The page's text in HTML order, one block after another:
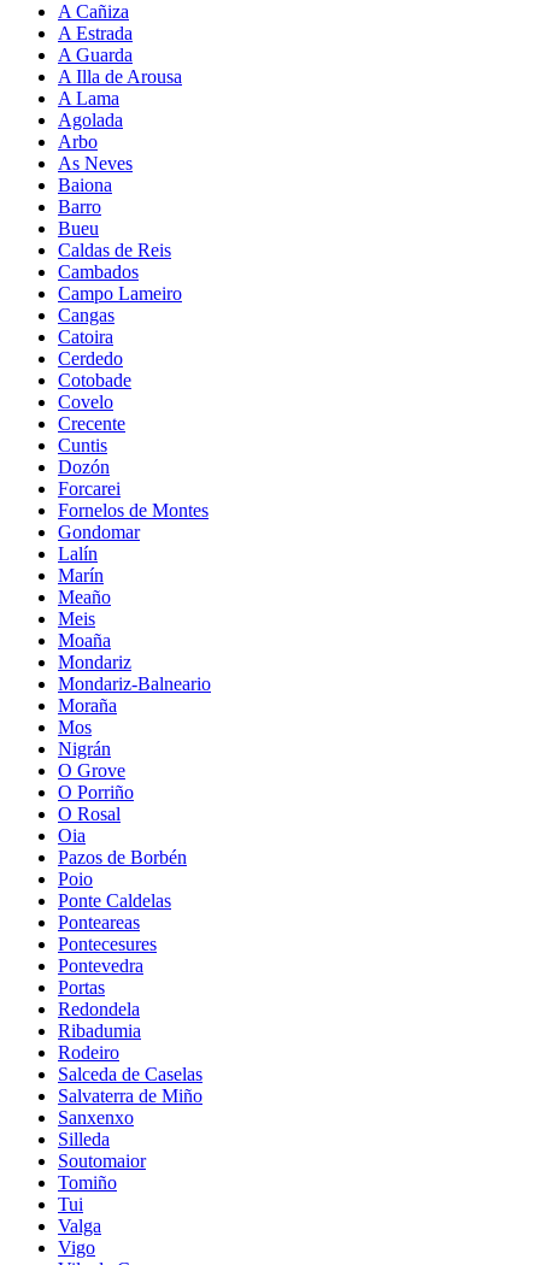
A Cañiza
A Estrada
A Guarda
A Illa de Arousa
A Lama
Agolada
Arbo
As Neves
Baiona
Barro
Bueu
Caldas de Reis
Cambados
Campo Lameiro
Cangas
Catoira
Cerdedo
Cotobade
Covelo
Crecente
Cuntis
Dozón
Forcarei
Fornelos de Montes
Gondomar
Lalín
Marín
Meaño
Meis
Moaña
Mondariz
Mondariz-Balneario
Moraña
Mos
Nigrán
O Grove
O Porriño
O Rosal
Oia
Pazos de Borbén
Poio
Ponte Caldelas
Ponteareas
Pontecesures
Pontevedra
Portas
Redondela
Ribadumia
Rodeiro
Salceda de Caselas
Salvaterra de Miño
Sanxenxo
Silleda
Soutomaior
Tomiño
Tui
Valga
Vigo